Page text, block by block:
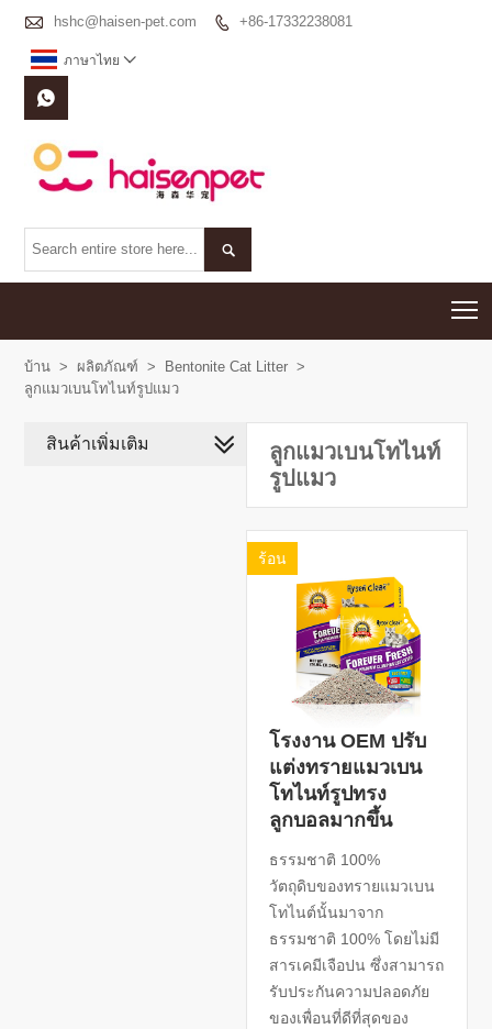
 hshc@haisen-pet.com  +86-17332238081
ภาษาไทย 


บ้าน > ผลิตภัณฑ์ > Bentonite Cat Litter >
ลูกแมวเบนโทไนท์รูปแมว
ลูกแมวเบนโทไนท์
รูปแมว
ร้อน
โรงงาน OEM ปรับ
แต่งทรายแมวเบน
โทไนท์รูปทรง
ลูกบอลมากขึ้น
ธรรมชาติ 100%
วัตถุดิบของทรายแมวเบน
โทไนต์นั้นมาจาก
ธรรมชาติ 100% โดยไม่มี
สารเคมีเจือปน ซึ่งสามารถ
รับประกันความปลอดภัย
ของเพื่อนที่ดีที่สุดของ
สินค้าเพิ่มเติม